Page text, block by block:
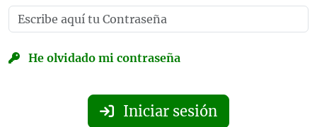
He olvidado mi contraseña
Iniciar sesión